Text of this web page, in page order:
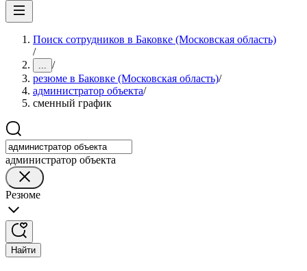
Поиск сотрудников в Баковке (Московская область)
/
... /
резюме в Баковке (Московская область)/
администратор объекта/
сменный график
администратор объекта
Резюме
Найти